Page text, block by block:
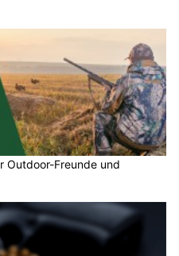
Outdoor-Freunde und